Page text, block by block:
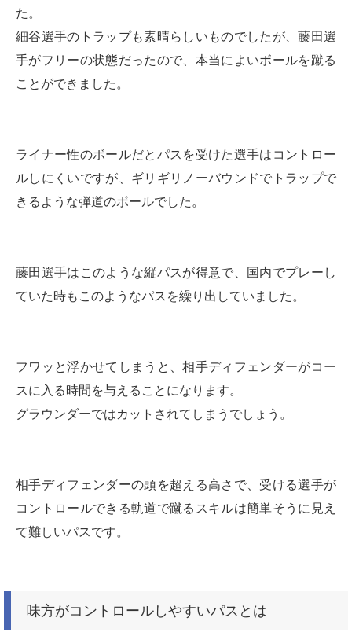
た。
細谷選手のトラップも素晴らしいものでしたが、藤田選
手がフリーの状態だったので、本当によいボールを蹴る
ことができました。
ライナー性のボールだとパスを受けた選手はコントロー
ルしにくいですが、ギリギリノーバウンドでトラップで
きるような弾道のボールでした。
藤田選手はこのような縦パスが得意で、国内でプレーし
ていた時もこのようなパスを繰り出していました。
フワッと浮かせてしまうと、相手ディフェンダーがコー
スに入る時間を与えることになります。
グラウンダーではカットされてしまうでしょう。
相手ディフェンダーの頭を超える高さで、受ける選手が
コントロールできる軌道で蹴るスキルは簡単そうに見え
て難しいパスです。
味方がコントロールしやすいパスとは